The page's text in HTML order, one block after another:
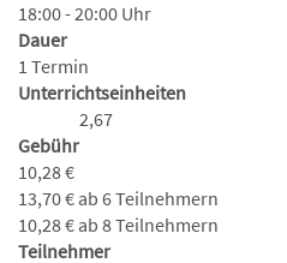
18:00 - 20:00 Uhr
Dauer
1 Termin
Unterrichtseinheiten
2,67
Gebühr
10,28 €
13,70 € ab 6 Teilnehmern
10,28 € ab 8 Teilnehmern
Teilnehmer